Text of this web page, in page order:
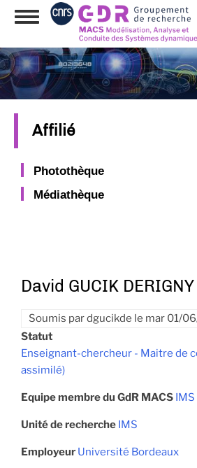
Aller
principal
Toggle
Affilié
Photothèque
Médiathèque
David GUCIK DERIGNY
Soumis pardgucikde le mar 01/
Statut
Enseignant-chercheur - Maitre de
assimilé)
Equipe membre du GdR MACS
Unité de recherche IMS
Employeur Université Bordeaux